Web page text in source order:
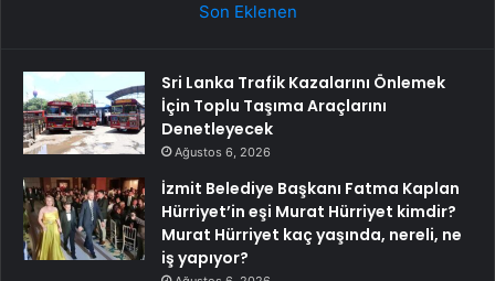
Son Eklenen
Sri Lanka Trafik Kazalarını Önlemek
İçin Toplu Taşıma Araçlarını
Denetleyecek
Ağustos 6, 2026
İzmit Belediye Başkanı Fatma Kaplan
Hürriyet’in eşi Murat Hürriyet kimdir?
Murat Hürriyet kaç yaşında, nereli, ne
iş yapıyor?